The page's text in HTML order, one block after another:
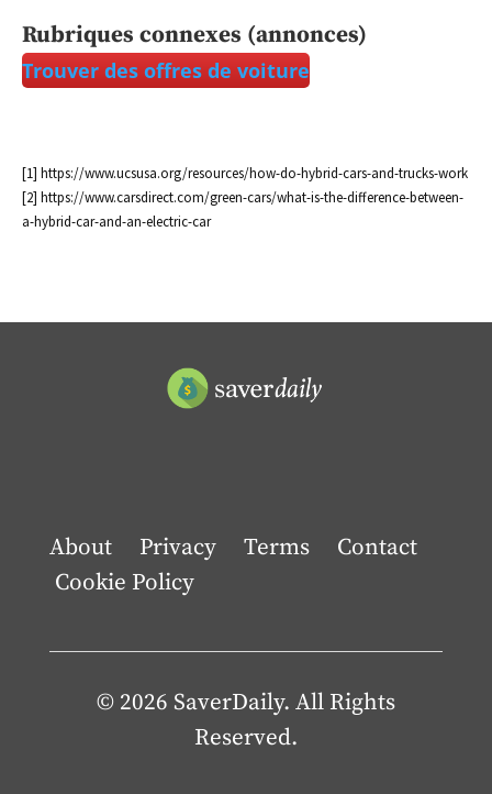
Rubriques connexes (annonces)
Trouver des offres de voiture
[1] https://www.ucsusa.org/resources/how-do-hybrid-cars-and-trucks-work
[2] https://www.carsdirect.com/green-cars/what-is-the-difference-between-
a-hybrid-car-and-an-electric-car
About Privacy Terms
Contact
Cookie Policy
© 2026 SaverDaily. All Rights
Reserved.